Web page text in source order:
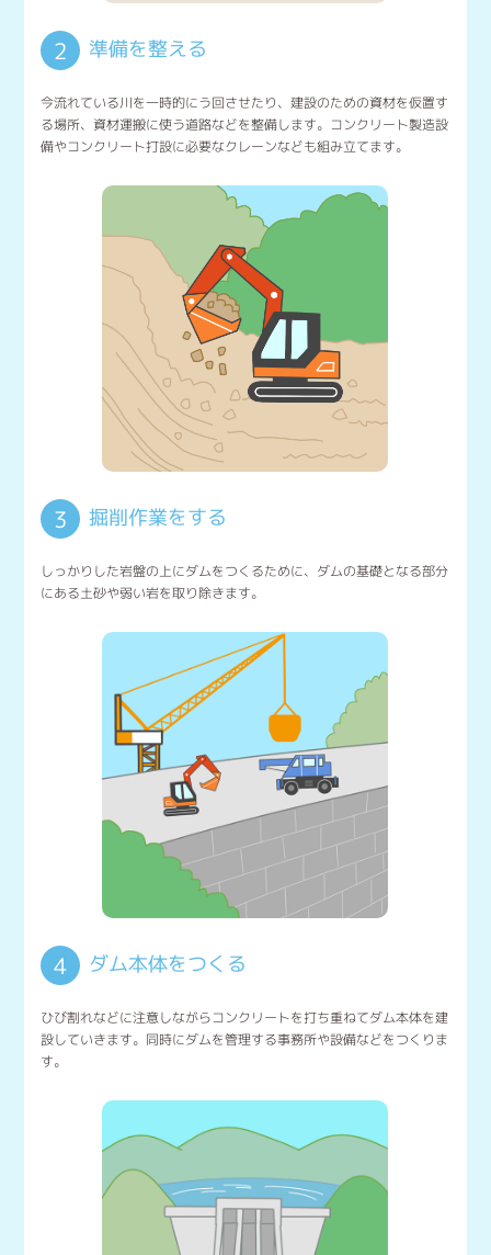
2 準備を整える
今流れている川を一時的にう回させたり、建設のための資材を仮置す
る場所、資材運搬に使う道路などを整備します。コンクリート製造設
備やコンクリート打設に必要なクレーンなども組み立てます。
3 掘削作業をする
しっかりした岩盤の上にダムをつくるために、ダムの基礎となる部分
にある土砂や弱い岩を取り除きます。
4 ダム本体をつくる
ひび割れなどに注意しながらコンクリートを打ち重ねてダム本体を建
設していきます。同時にダムを管理する事務所や設備などをつくりま
す。